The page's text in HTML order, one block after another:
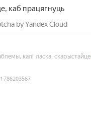
каб працягнуць
by Yandex Cloud
калі ласка, скарыстайце
1786203567